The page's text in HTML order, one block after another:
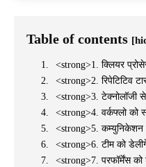
Table of contents
<strong>1. क्लियर
<strong>2. रिपेटिटिव
<strong>3. टेक्नोलॉजी
<strong>4. वर्कफ्लो को
<strong>5.
<strong>6. टीम को
<strong>7. परफॉर्मेंस